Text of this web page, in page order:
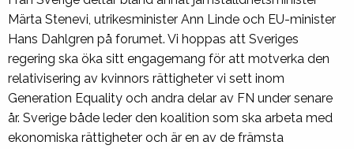
Märta Stenevi, utrikesminister Ann Linde och EU-minister
Hans Dahlgren på forumet. Vi hoppas att Sveriges
regering ska öka sitt engagemang för att motverka den
relativisering av kvinnors rättigheter vi sett inom
Generation Equality och andra delar av FN under senare
år. Sverige både leder den koalition som ska arbeta med
ekonomiska rättigheter och är en av de främsta